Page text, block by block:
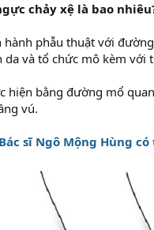
chảy xệ là bao
hành phẫu thuật với
da và tổ chức mô kèm với
hiện bằng đường mổ
vú.
Bác sĩ Ngô Mộng Hùng